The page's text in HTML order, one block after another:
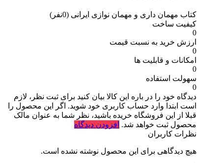
کتاب مهمان داری و مهمان نوازی ایرانی (0نفر)
کیفیت ساخت
0
ارزش خرید به نسبت قیمت
0
امکانات و قابلیت ها
0
سهولت استفاده
0
دیدگاه خود را در باره این کالا بیان کنید برای ثبت نظر، لازم
است ابتدا وارد حساب کاربری خود شوید. اگر این محصول را
قبلا از این فروشگاه خریده باشید، نظر شما به عنوان مالک
محصول ثبت خواهد شد. افزودن دیدگاه
نظرات کاربران
هیچ دیدگاهی برای این محصول نوشته نشده است.